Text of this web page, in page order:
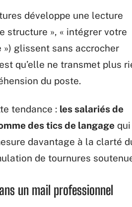
développe une lecture
structure », « intégrer votre
») glissent sans accrocher
qu’elle ne transmet plus
du poste.
tendance : les salariés de
des tics de langage qui
davantage à la clarté
de tournures
un mail professionnel